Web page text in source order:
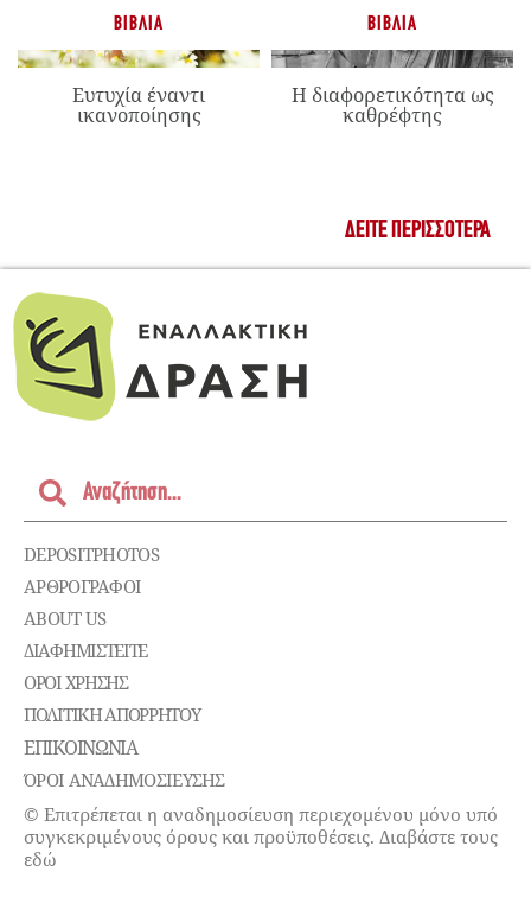
ΒΙΒΛΊΑ
Ευτυχία έναντι
ικανοποίησης
ΒΙΒΛΊΑ
Η διαφορετικότητα ως
καθρέφτης
ΔΕΊΤΕ ΠΕΡΙΣΣΌΤΕΡΑ
DEPOSITPHOTOS
ΑΡΘΡΟΓΡΑΦΟΙ
ABOUT US
ΔΙΑΦΗΜΙΣΤΕΊΤΕ
ΌΡΟΙ ΧΡΉΣΗΣ
ΠΟΛΙΤΙΚΉ ΑΠΟΡΡΉΤΟΥ
ΕΠΙΚΟΙΝΩΝΊΑ
ΌΡΟΙ ΑΝΑΔΗΜΟΣΙΕΥΣΗΣ
© Επιτρέπεται η αναδημοσίευση περιεχομένου μόνο υπό
συγκεκριμένους όρους και προϋποθέσεις. Διαβάστε τους
εδώ